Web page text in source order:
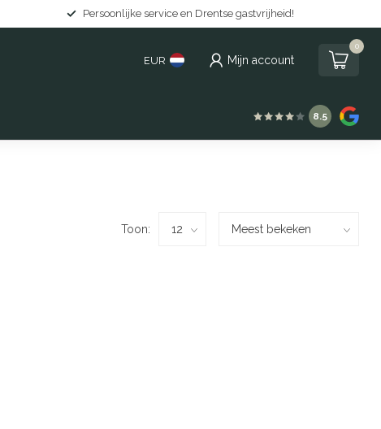
Persoonlijke service en Drentse gastvrijheid!
EUR Mijn account
0
8.5
Toon: